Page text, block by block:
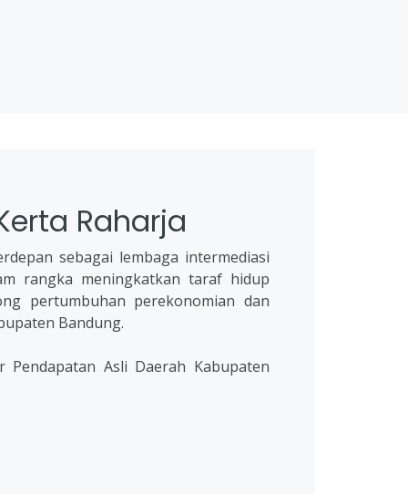
Raharja
sebagai lembaga intermediasi
rangka meningkatkan taraf hidup
pertumbuhan perekonomian dan
Bandung.
Pendapatan Asli Daerah Kabupaten